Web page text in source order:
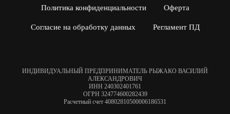
Политика конфиденциальности Оферта
Согласие на обработку данных Регламент ПД
ИНДИВИДУАЛЬНЫЙ ПРЕДПРИНИМАТЕЛЬ РЫЖАКО ВАСИЛИЙ
АЛЕКСАНДРОВИЧ
ИНН 240302401761
ОГРН 324774600282439
Расчетный счет 40802810500006186531